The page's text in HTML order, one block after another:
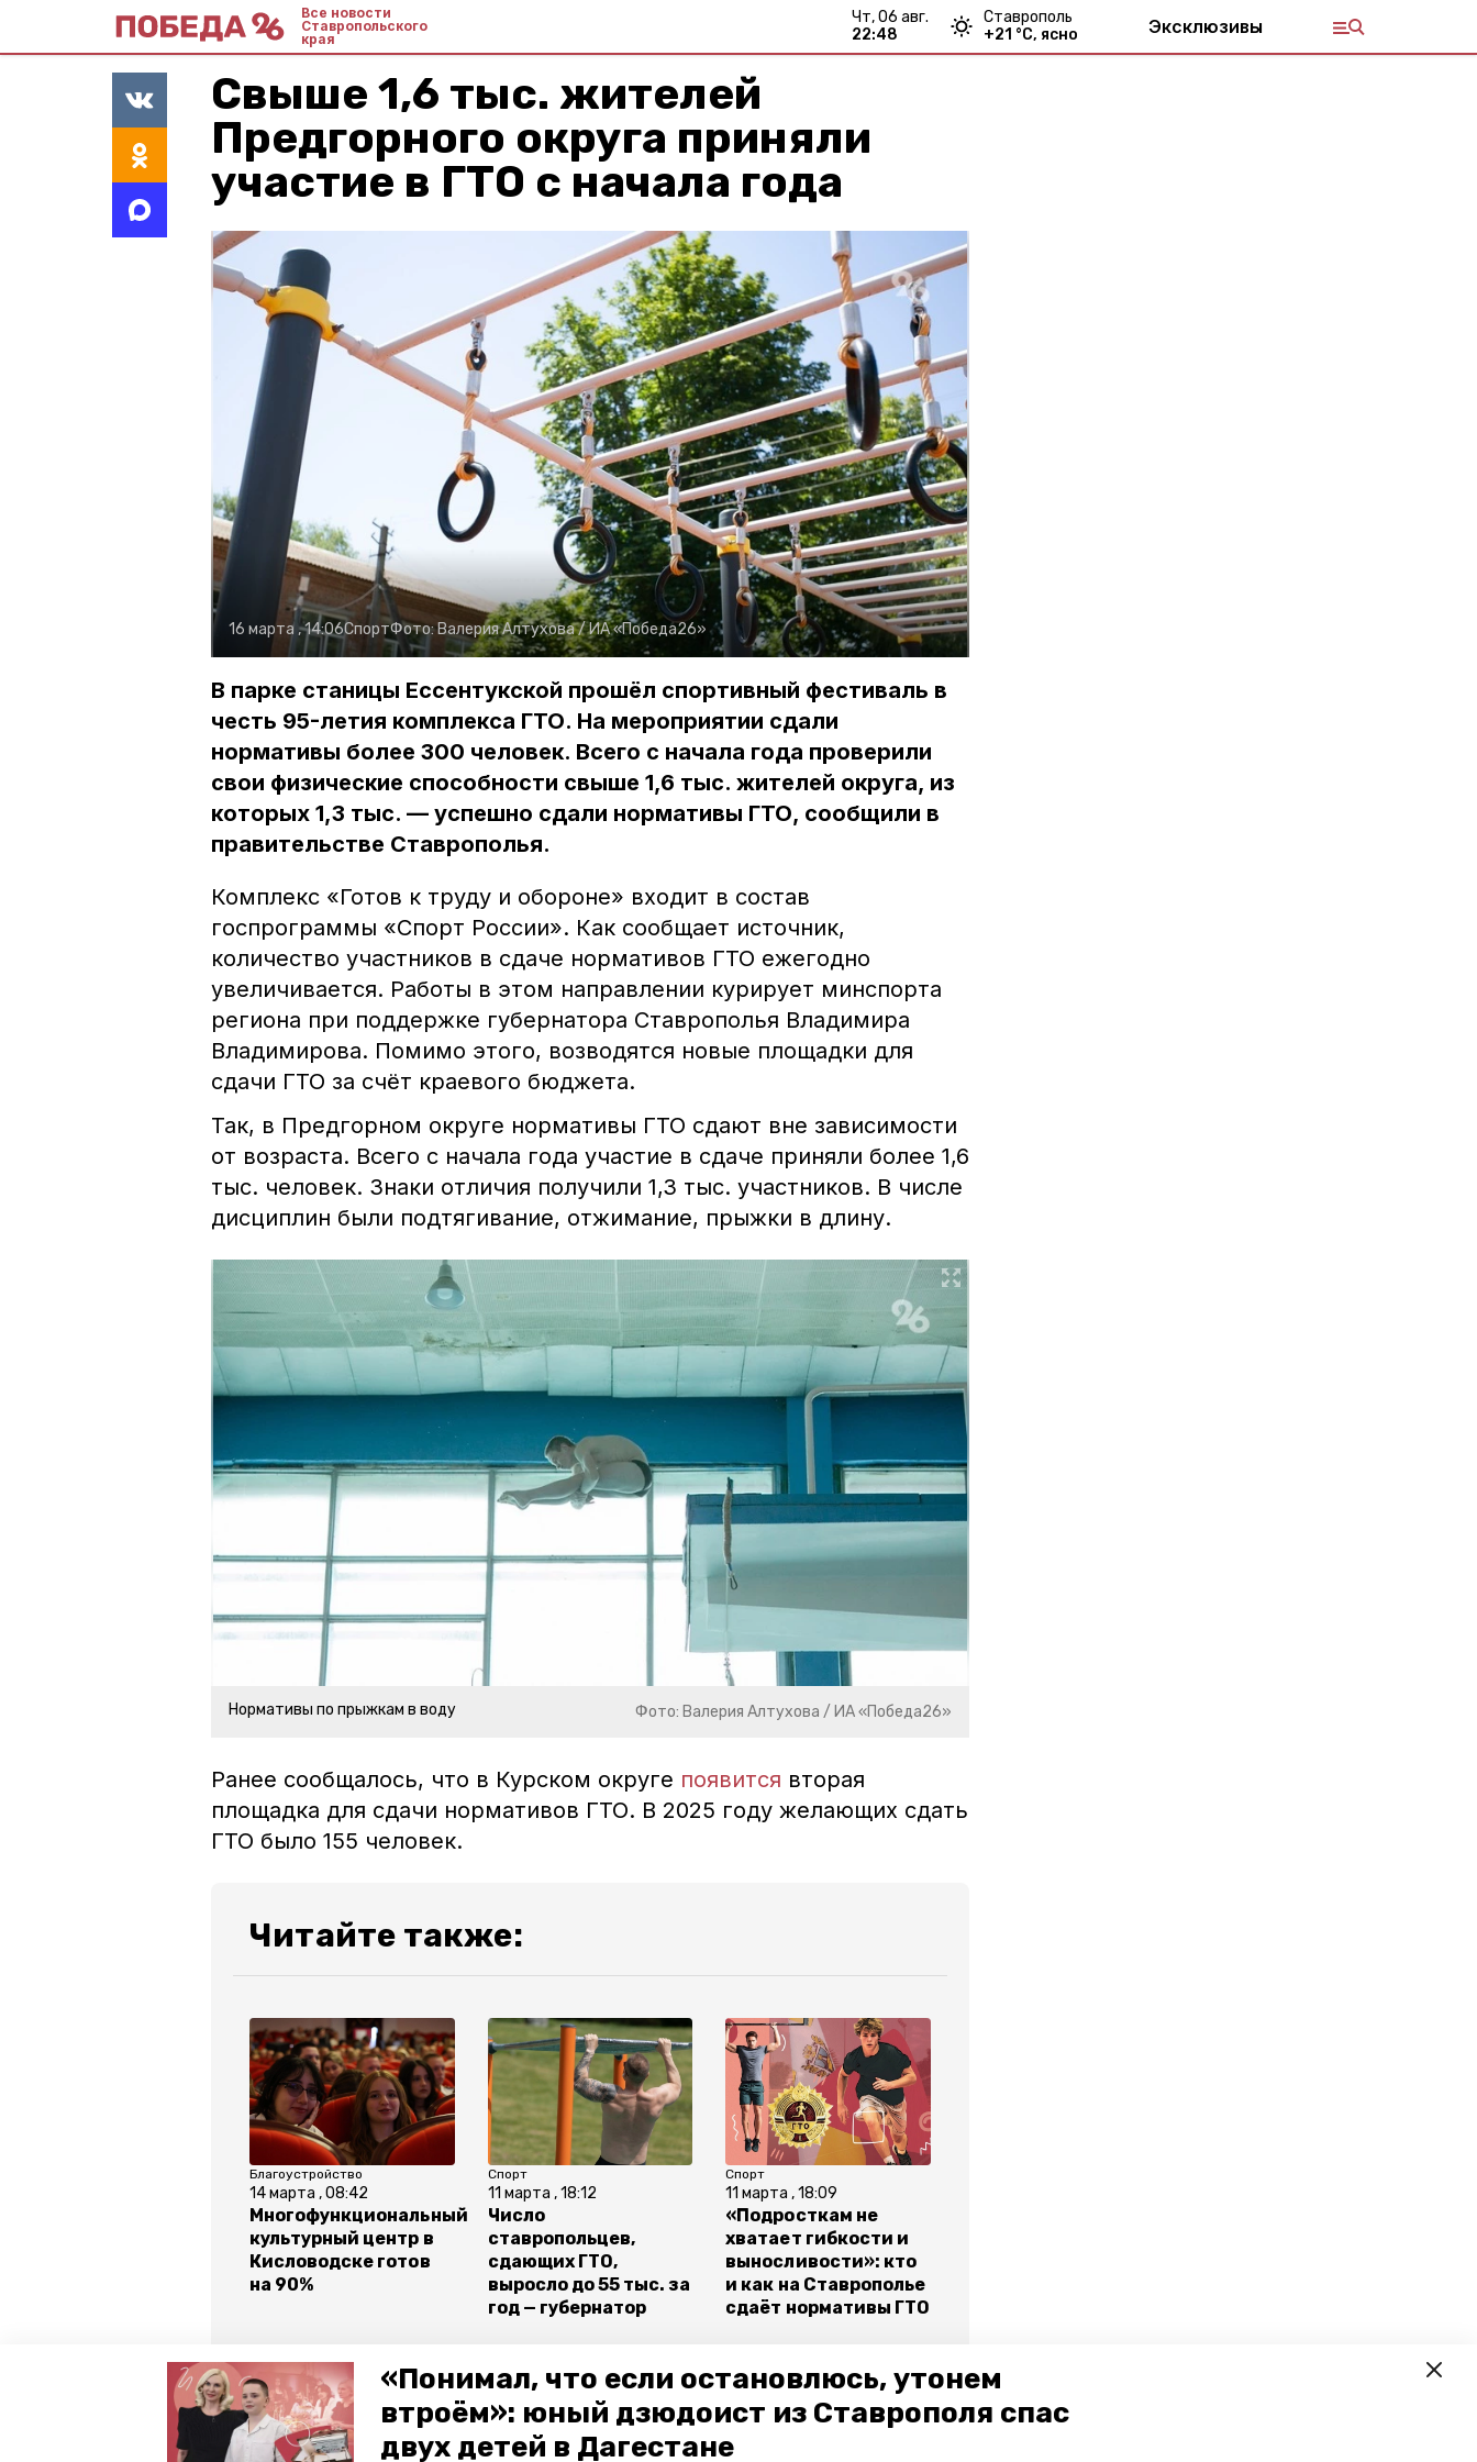
«Понимал, что если остановлюсь, утонем
втроём»: юный дзюдоист из Ставрополя спас
двух детей в Дагестане
Все новости
Ставропольского
края
чт, 06 авг.
22:48
Ставрополь
+21 °С, ясно Эксклюзивы
Свыше 1,6 тыс. жителей
Предгорного округа приняли
участие в ГТО с начала года
16 марта , 14:06СпортФото:Валерия Алтухова /ИА «Победа26»
В парке станицы Ессентукской прошёл спортивный фестиваль в
честь 95-летия комплекса ГТО. На мероприятии сдали
нормативы более 300 человек. Всего с начала года проверили
свои физические способности свыше 1,6 тыс. жителей округа, из
которых 1,3 тыс. — успешно сдали нормативы ГТО, сообщили в
правительстве Ставрополья.
Комплекс «Готов к труду и обороне» входит в состав
госпрограммы «Спорт России». Как сообщает источник,
количество участников в сдаче нормативов ГТО ежегодно
увеличивается. Работы в этом направлении курирует минспорта
региона при поддержке губернатора Ставрополья Владимира
Владимирова. Помимо этого, возводятся новые площадки для
сдачи ГТО за счёт краевого бюджета.
Так, в Предгорном округе нормативы ГТО сдают вне зависимости
от возраста. Всего с начала года участие в сдаче приняли более 1,6
тыс. человек. Знаки отличия получили 1,3 тыс. участников. В числе
дисциплин были подтягивание, отжимание, прыжки в длину.
Нормативы по прыжкам в воду Фото: Валерия Алтухова / ИА «Победа26»
Ранее сообщалось, что в Курском округе появится вторая
площадка для сдачи нормативов ГТО. В 2025 году желающих сдать
ГТО было 155 человек.
Читайте также:
Благоустройство
14 марта , 08:42
Многофункциональный
культурный центр в
Кисловодске готов
на 90%
Спорт
11 марта , 18:12
Число
ставропольцев,
сдающих ГТО,
выросло до 55 тыс. за
год — губернатор
Спорт
11 марта , 18:09
«Подросткам не
хватает гибкости и
выносливости»: кто
и как на Ставрополье
сдаёт нормативы ГТО
Все новости
ставропольский край гто сдача нормативов